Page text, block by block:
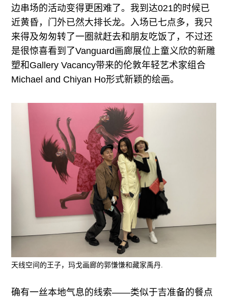
边串场的活动变得更困难了。我到达021的时候已
近黄昏，门外已然大排长龙。入场已七点多，我只
来得及匆匆转了一圈就赶去和朋友吃饭了，不过还
是很惊喜看到了Vanguard画廊展位上童义欣的新雕
塑和Gallery Vacancy带来的伦敦年轻艺术家组合
Michael and Chiyan Ho形式新颖的绘画。
天线空间的王子，玛戈画廊的郭慊慊和藏家禹丹.
确有一丝本地气息的线索——类似于吉准备的餐点